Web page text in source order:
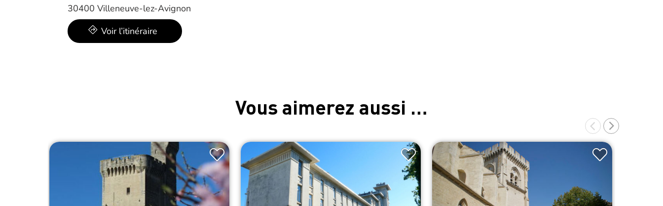
30400 Villeneuve-lez-Avignon
Voir l’itinéraire
Vous aimerez aussi …